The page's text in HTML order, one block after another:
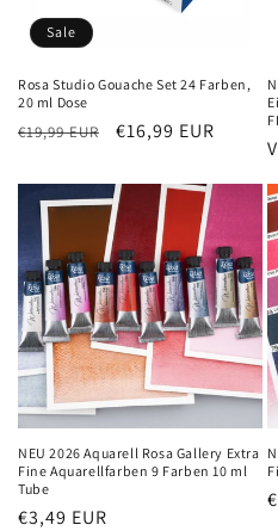
e
:
Sale
Rosa Studio Gouache Set 24 Farben,
20 ml Dose
Normaler
€19,99 EUR Verkaufspreis
€16,99 EUR
NEU 2026 Aquarell Rosa Gallery Extra
Fine Aquarellfarben 9 Farben 10 ml
Tube
Normaler
€3,49 EUR